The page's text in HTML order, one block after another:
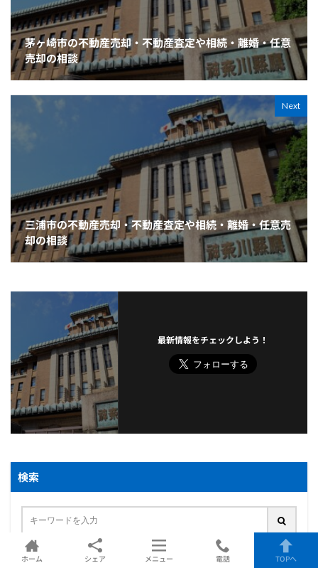
茅ヶ崎市の不動産売却・不動産査定や相続・離婚・任意
売却の相談
Next
三浦市の不動産売却・不動産査定や相続・離婚・任意売
却の相談
最新情報をチェックしよう！
検索
不動産売却 相続不動産 離婚・財産分与 任意売却
不動産投資
ホーム
シェア メニュー 電話 TOPへ